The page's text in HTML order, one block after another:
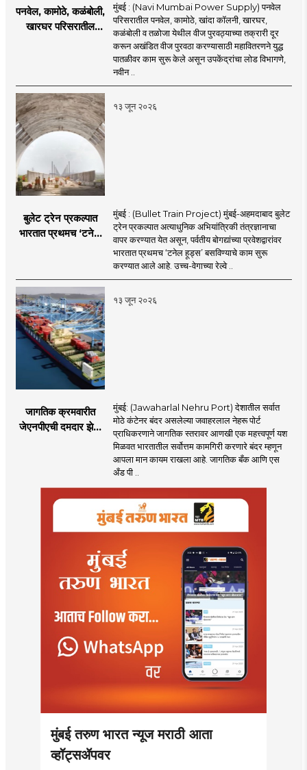
पनवेल, कामोठे, कळंबोली,
खारघर परिसरातील
उपाययोजना
मुंबई : (Navi Mumbai Power Supply) पनवेल
परिसरातील पनवेल, कामोठे, खांदा कॉलनी, खारघर,
कळंबोली व तळोजा येथील वीज पुरवठ्याच्या तक्रारी दूर
करून अखंडित वीज पुरवठा करण्यासाठी महावितरणने युद्ध
पातळीवर काम सुरू केले असून उपकेंद्रांचा लोड विभागणे,
नवीन ..
१३ जून २०२६
बुलेट ट्रेन प्रकल्पात
भारतात प्रथमच ‘टनेल
आवाजावर
नियंत्रण;प्रवास अधिक
सुरक्षित व आरामदायी
होणार
मुंबई : (Bullet Train Project) मुंबई-अहमदाबाद बुलेट
ट्रेन प्रकल्पात अत्याधुनिक अभियांत्रिकी तंत्रज्ञानाचा
वापर करण्यात येत असून, पर्वतीय बोगद्यांच्या प्रवेशद्वारांवर
भारतात प्रथमच ‘टनेल हूड्स’ बसविण्याचे काम सुरू
करण्यात आले आहे. उच्च-वेगाच्या रेल्वे ..
१३ जून २०२६
जागतिक क्रमवारीत
जेएनपीएची दमदार झेप;
मुंबई: (Jawaharlal Nehru Port) देशातील सर्वात
मोठे कंटेनर बंदर असलेल्या जवाहरलाल नेहरू पोर्ट
प्राधिकरणाने जागतिक स्तरावर आणखी एक महत्त्वपूर्ण यश
मिळवत भारतातील सर्वोत्तम कामगिरी करणारे बंदर म्हणून
आपला मान कायम राखला आहे. जागतिक बँक आणि एस
अँड पी ..
मुंबई तरुण भारत न्यूज मराठी आता
व्हॉट्सॲपवर